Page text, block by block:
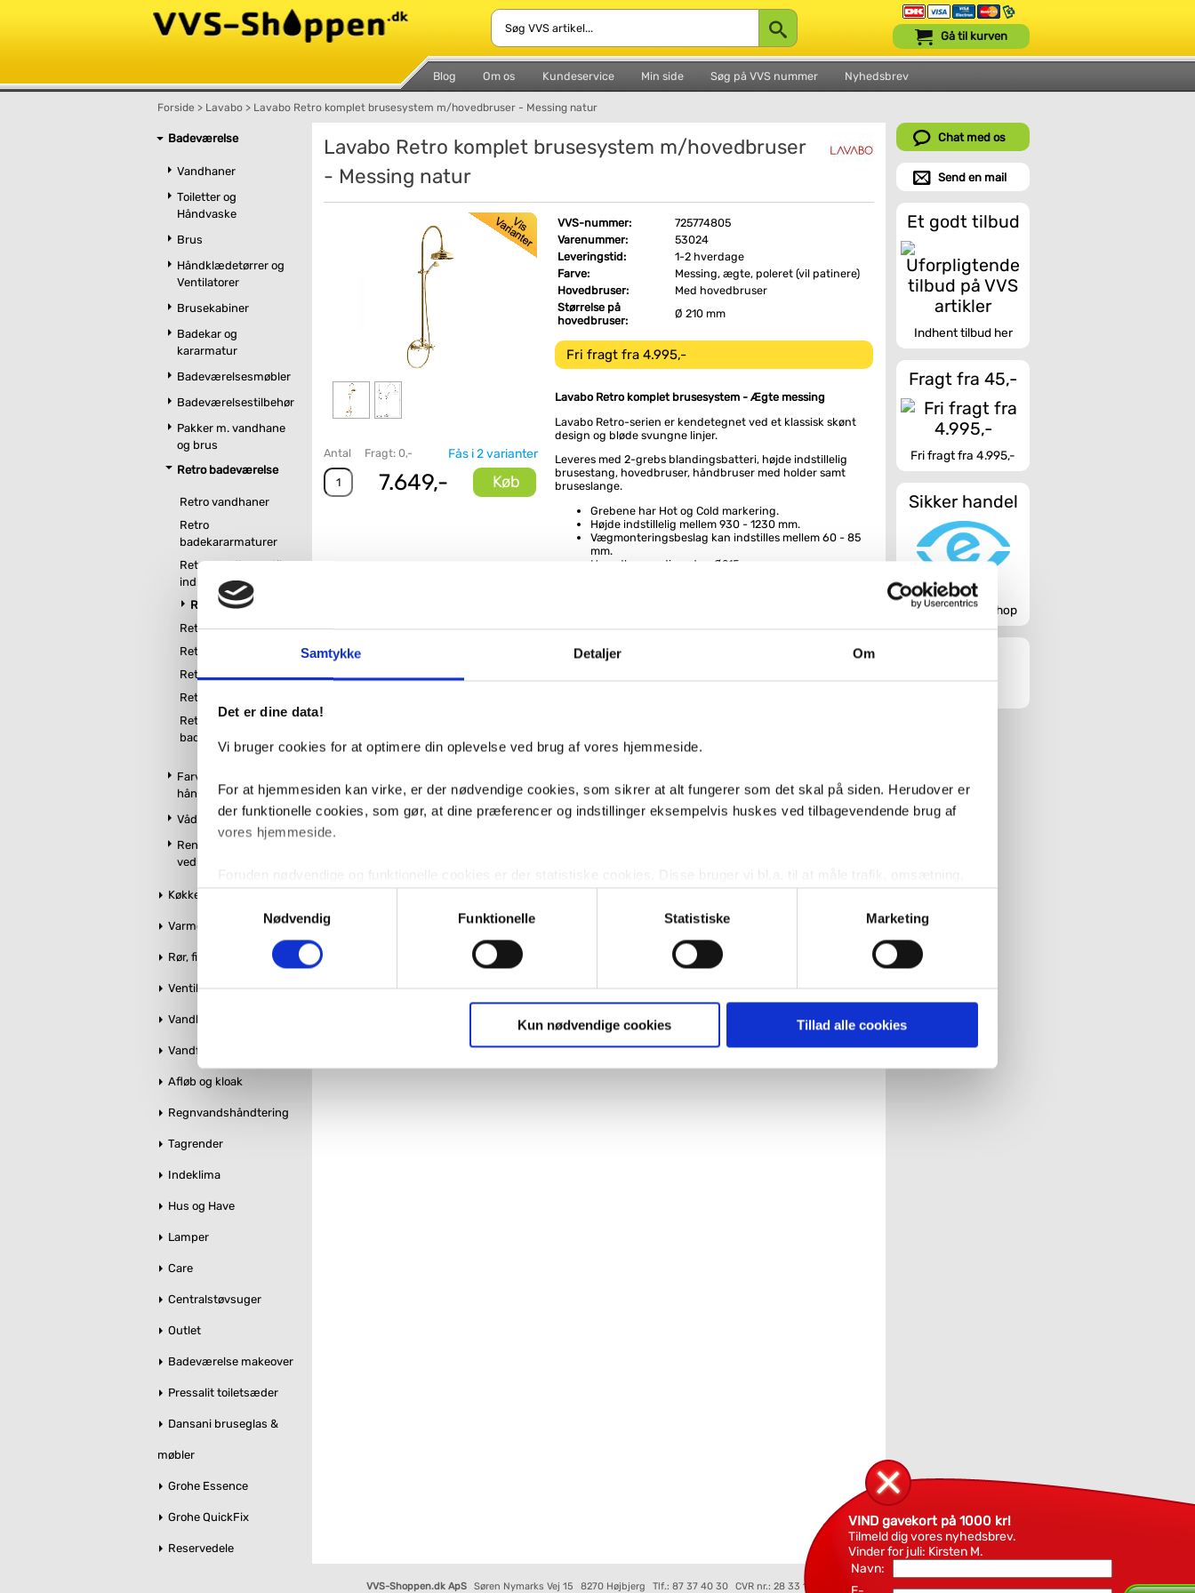
Samtykke Detaljer Om
Det er dine data!
Vi bruger cookies for at optimere din oplevelse ved brug af vores hjemmeside.
For at hjemmesiden kan virke, er der nødvendige cookies, som sikrer at alt fungerer som det skal på siden. Herudover er
der funktionelle cookies, som gør, at dine præferencer og indstillinger eksempelvis huskes ved tilbagevendende brug af
vores hjemmeside.
Foruden nødvendige og funktionelle cookies er der statistiske cookies. Disse bruger vi bl.a. til at måle trafik, omsætning,
med henblik på annonceindhold, som giver mening for den enkelte af vores kunder.
VVS-Shoppen.dk bruger både egne cookies og tredjeparts cookies. Ved at klikke 'Vis detaljer' nedenfor kan du se hvilke
Hvis du accepterer alle cookies, så giver du samtykke til de ovenfor nævnte formål med de pågældende cookies. Du har
imidlertid også mulighed for at vælge bestemte cookie-typer til og fra nedenfor. Til enhver tid er det ligeledes muligt, at
ændre i dit samtykke, hvis du måtte ønske det.
Du kan se mere om, hvordan vi behandler dine personoplysninger, ved at klikke
Samtykkevalg
Nødvendig
Funktionelle Statistiske Marketing
Kun nødvendige cookies Tillad alle cookies
Blog Om os Kundeservice Min side Søg på VVS nummer Nyhedsbrev
Gå til kurven
Forside > Lavabo > Lavabo Retro komplet brusesystem m/hovedbruser - Messing natur
Badeværelse
Vandhaner
Toiletter og
Håndvaske
Brus
Håndklædetørrer og
Ventilatorer
Brusekabiner
Badekar og
kararmatur
Badeværelsesmøbler
Badeværelsestilbehør
Pakker m. vandhane
og brus
Retro badeværelse
Retro vandhaner
Retro
badekararmaturer
Retro vandhaner til
indbygning i væg
Retro brus
Retro håndvaske
Retro badmøbler
Retro toiletter
Retro badekar
Retro tilbehør til
badeværelse
Farvet toilet &
håndvask
Vådrumslamper
Rengøring og
vedligeholdelse
Køkken
Varme og styring
Rør, fittings og tilbehør
Ventiler og stophaner
Vandbehandling
Vandforsyning
Afløb og kloak
Regnvandshåndtering
Tagrender
Indeklima
Hus og Have
Lamper
Care
Centralstøvsuger
Outlet
Badeværelse makeover
Pressalit toiletsæder
Dansani bruseglas &
møbler
Grohe Essence
Grohe QuickFix
Reservedele
Lavabo Retro komplet brusesystem m/hovedbruser
- Messing natur
Fås i 2 varianter
Antal Fragt: 0,-
7.649,- Køb
VVS-nummer:
725774805
Varenummer:
53024
Leveringstid:
1-2 hverdage
Farve:
Messing, ægte, poleret (vil patinere)
Hovedbruser:
Med hovedbruser
Størrelse på
hovedbruser:
Ø 210 mm
Fri fragt fra 4.995,-
Lavabo Retro komplet brusesystem - Ægte messing
Lavabo Retro-serien er kendetegnet ved et klassisk skønt
design og bløde svungne linjer.
Leveres med 2-grebs blandingsbatteri, højde indstillelig
brusestang, hovedbruser, håndbruser med holder samt
bruseslange.
Grebene har Hot og Cold markering.
Højde indstillelig mellem 930 - 1230 mm.
Vægmonteringsbeslag kan indstilles mellem 60 - 85
mm.
Hovedbruser diameter: Ø215 mm.
smukt ved brug.
Relaterede produkter
håndvaskarmatur -
Messing natur
2.245,- Køb 3.724,- Køb
Chat med os
Send en mail
Et godt tilbud
Indhent tilbud her
Fragt fra 45,-
Fri fragt fra 4.995,-
Sikker handel
Godkendt webshop
VVS-Shoppen.dk ApS Søren Nymarks Vej 15 8270 Højbjerg Tlf.: 87 37 40 30 CVR nr.: 28 33 18 94
VIND gavekort på 1000 kr!
Tilmeld dig vores nyhedsbrev.
Vinder for juli: Kirsten M.
Navn: